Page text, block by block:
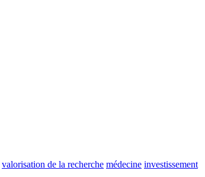
valorisation de la recherche médecine investissement